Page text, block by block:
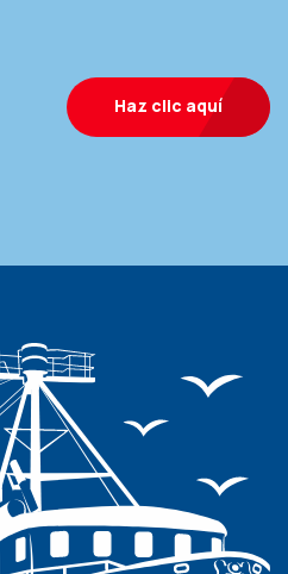
Haz clic aquí